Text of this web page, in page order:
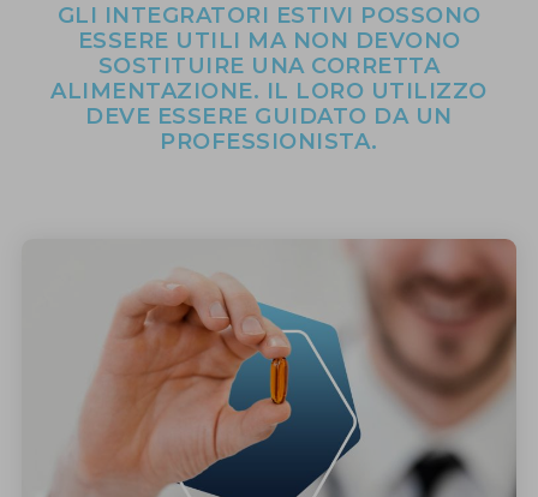
GLI INTEGRATORI ESTIVI POSSONO
ESSERE UTILI MA NON DEVONO
SOSTITUIRE UNA CORRETTA
ALIMENTAZIONE. IL LORO UTILIZZO
DEVE ESSERE GUIDATO DA UN
PROFESSIONISTA.